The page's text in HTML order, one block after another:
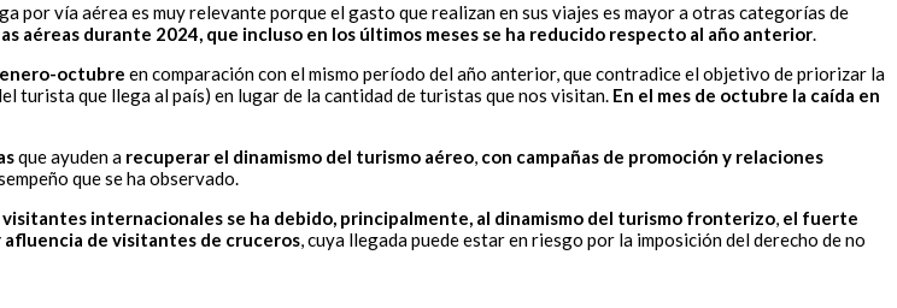
vía aérea es muy relevante porque el gasto que realizan en sus viajes es mayor a otras categorías de
aéreas durante 2024, que incluso en los últimos meses se ha reducido respecto al año anterior.
enero-octubre en comparación con el mismo período del año anterior, que contradice el objetivo de priorizar la
turista que llega al país) en lugar de la cantidad de turistas que nos visitan. En el mes de octubre la caída en
que ayuden a recuperar el dinamismo del turismo aéreo, con campañas de promoción y relaciones
que se ha observado.
internacionales se ha debido, principalmente, al dinamismo del turismo fronterizo, el fuerte
de visitantes de cruceros, cuya llegada puede estar en riesgo por la imposición del derecho de no